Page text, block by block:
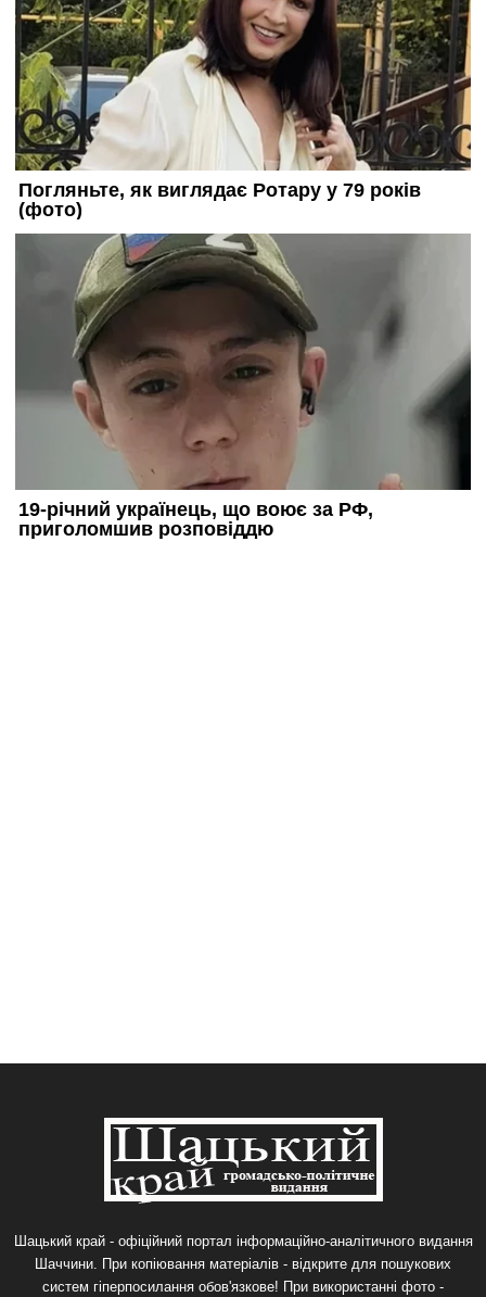
Шацький край - офіційний портал інформаційно-аналітичного видання
Шаччини. При копіювання матеріалів - відкрите для пошукових
систем гіперпосилання обов'язкове! При використанні фото -